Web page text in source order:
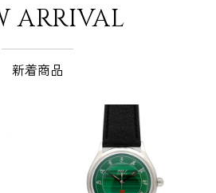
ARRIVAL
新着商品